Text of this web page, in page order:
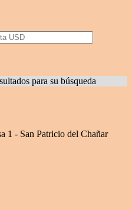
para su búsqueda
1 - San Patricio del Chañar